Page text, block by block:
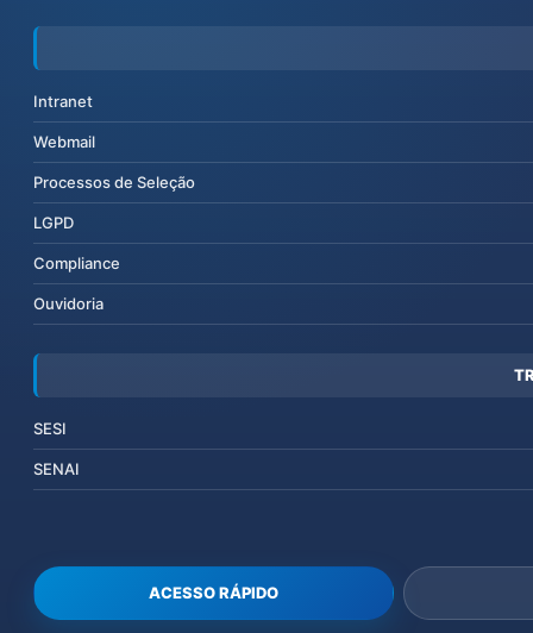
Intranet
Webmail
Processos de Seleção
LGPD
Compliance
Ouvidoria
SESI
SENAI
ACESSO RÁPIDO